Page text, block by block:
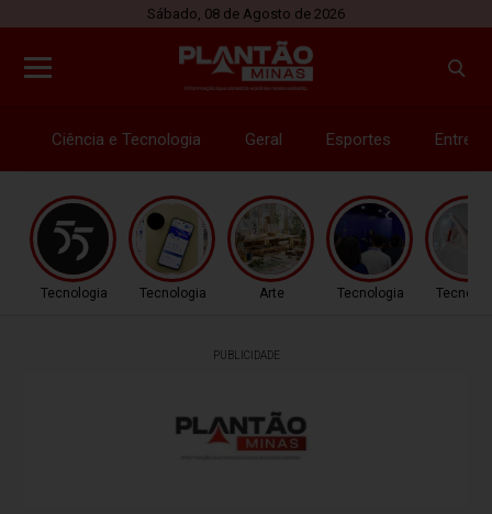
Sábado, 08 de Agosto de 2026
Ciência e Tecnologia Geral Esportes
Tecnologia Tecnologia Arte Tecnologia
PUBLICIDADE